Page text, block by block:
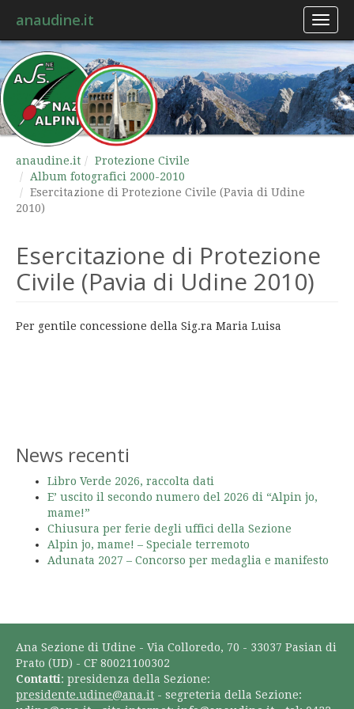
anaudine.it
anaudine.it
Protezione Civile
Album fotografici 2000-2010
Esercitazione di Protezione Civile (Pavia di Udine
2010)
Esercitazione di Protezione
Civile (Pavia di Udine 2010)
Per gentile concessione della Sig.ra Maria Luisa
News recenti
Libro Verde 2026, raccolta dati
E’ uscito il secondo numero del 2026 di “Alpin jo,
mame!”
Chiusura per ferie degli uffici della Sezione
Alpin jo, mame! – Speciale terremoto
Adunata 2027 – Concorso per medaglia e manifesto
Ana Sezione di Udine - Via Colloredo, 70 - 33037 Pasian di
Prato (UD) - CF 80021100302
Contatti: presidenza della Sezione:
presidente.udine@ana.it - segreteria della Sezione: